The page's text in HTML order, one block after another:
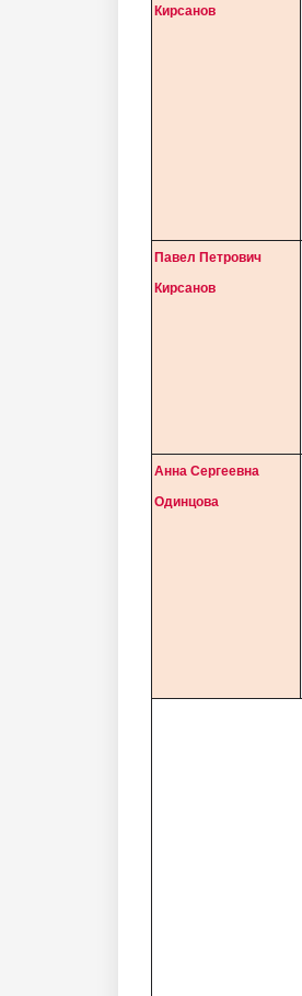
Кирсанов
Павел Петрович
Кирсанов
Анна Сергеевна
Одинцова